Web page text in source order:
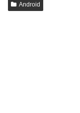
Android